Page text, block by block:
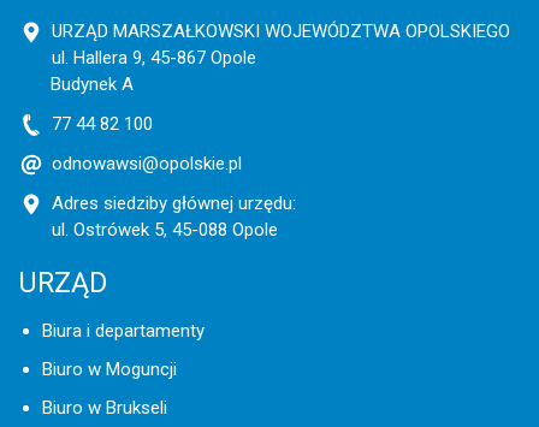
URZĄD MARSZAŁKOWSKI WOJEWÓDZTWA OPOLSKIEGO
ul. Hallera 9, 45-867 Opole
Budynek A
77 44 82 100
odnowawsi@opolskie.pl
Adres siedziby głównej urzędu:
ul. Ostrówek 5, 45-088 Opole
URZĄD
Biura i departamenty
Biuro w Moguncji
Biuro w Brukseli